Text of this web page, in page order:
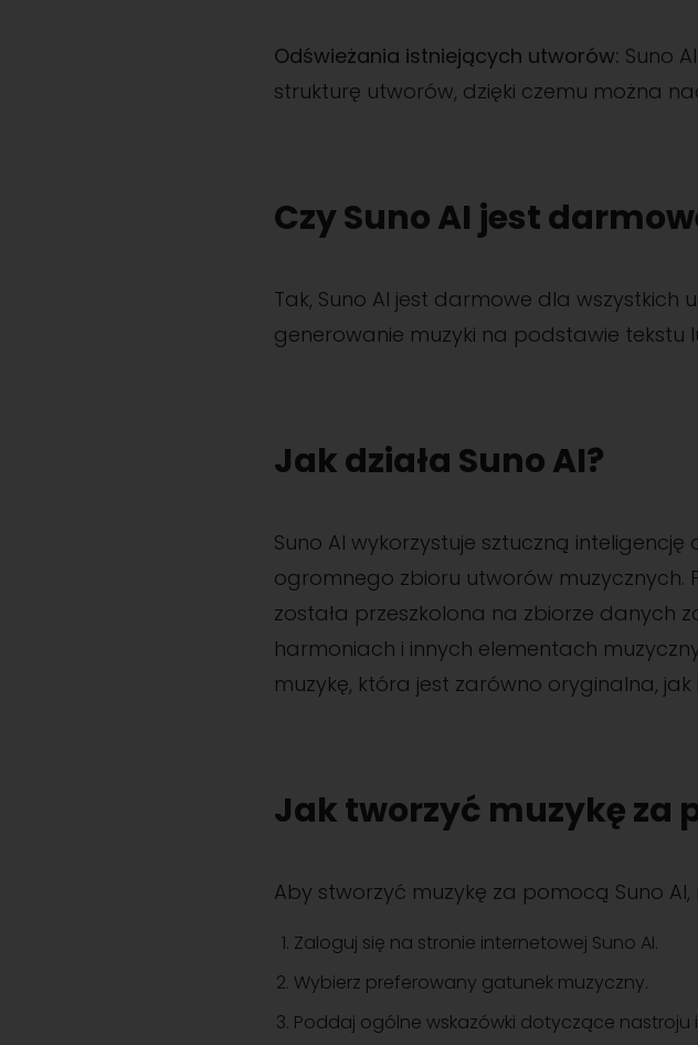
Odświeżania istniejących utworów: Suno
strukturę utworów, dzięki czemu można
Czy Suno AI jest
Tak, Suno AI jest darmowe dla wszystkich
generowanie muzyki na podstawie tekstu
Jak działa Suno AI?
Suno AI wykorzystuje sztuczną
ogromnego zbioru utworów muzycznych.
została przeszkolona na zbiorze danych
harmoniach i innych elementach
muzykę, która jest zarówno oryginalna,
Jak tworzyć muzykę za
Aby stworzyć muzykę za pomocą Suno
Zaloguj się na stronie internetowej Suno AI.
Wybierz preferowany gatunek muzyczny.
Poddaj ogólne wskazówki dotyczące nastroju